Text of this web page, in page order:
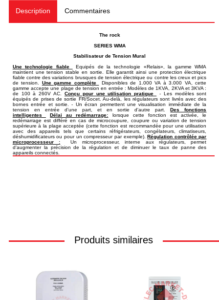
Description Commentaires
The rock
SERIESWMA
Stabilisateur de Tension Mural
Une technologie fiable
Equipés de la technologie «Relais», la gamme WMA
maintient une tension stable en sortie. Elle garantit ainsi une protection électrique
fiable contre des variations brusques de tension électrique ou contre les creux et pics
de tension. Une gamme complète
Disponibles de 1.000 VA à 3.000 VA, cette
gamme accepte une plage de tension en entrée : Modèles de 1KVA, 2KVA et 3KVA :
de 100 à 260V AC. Conçu pour une utilisation pratique
- Les modèles sont
équipés de prises de sortie FR/Socet. Au-delà, les régulateurs sont livrés avec des
bornes entrée et sortie. - Un écran permettent une visualisation immédiate de la
tension en entrée d'une part, et en sortie d'autre part.Des fonctions
intelligentes
Délai au redémarrage: lorsque cette fonction est activée, le
redémarrage est différé en cas de microcoupure, coupure ou variation de tension
supérieure à la plage acceptée (cette fonction est recommandée pour une utilisation
avec des appareils tels que certains réfrigérateurs, congélateurs, climatiseurs,
déshumidificateurs ou pour un compresseur par exemple).Régulation contrôlée par
microprocesseur :
Un microprocesseur, interne aux régulateurs, permet
d'augmenter la précision de la régulation et de diminuer le taux de panne des
appareils connectés.
Produits similaires